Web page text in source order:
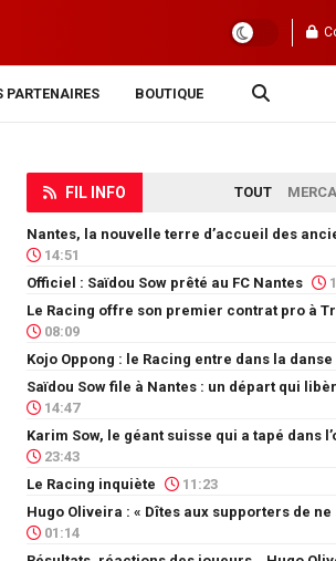
PARTENAIRES BOUTIQUE
FIL INFO TOUT
14:51
Officiel : Saïdou Sow prêté au FC Nantes
08:09
Kojo Oppong : le Racing entre dans la danse
14:47
23:43
Le Racing inquiète
11:23
01:14